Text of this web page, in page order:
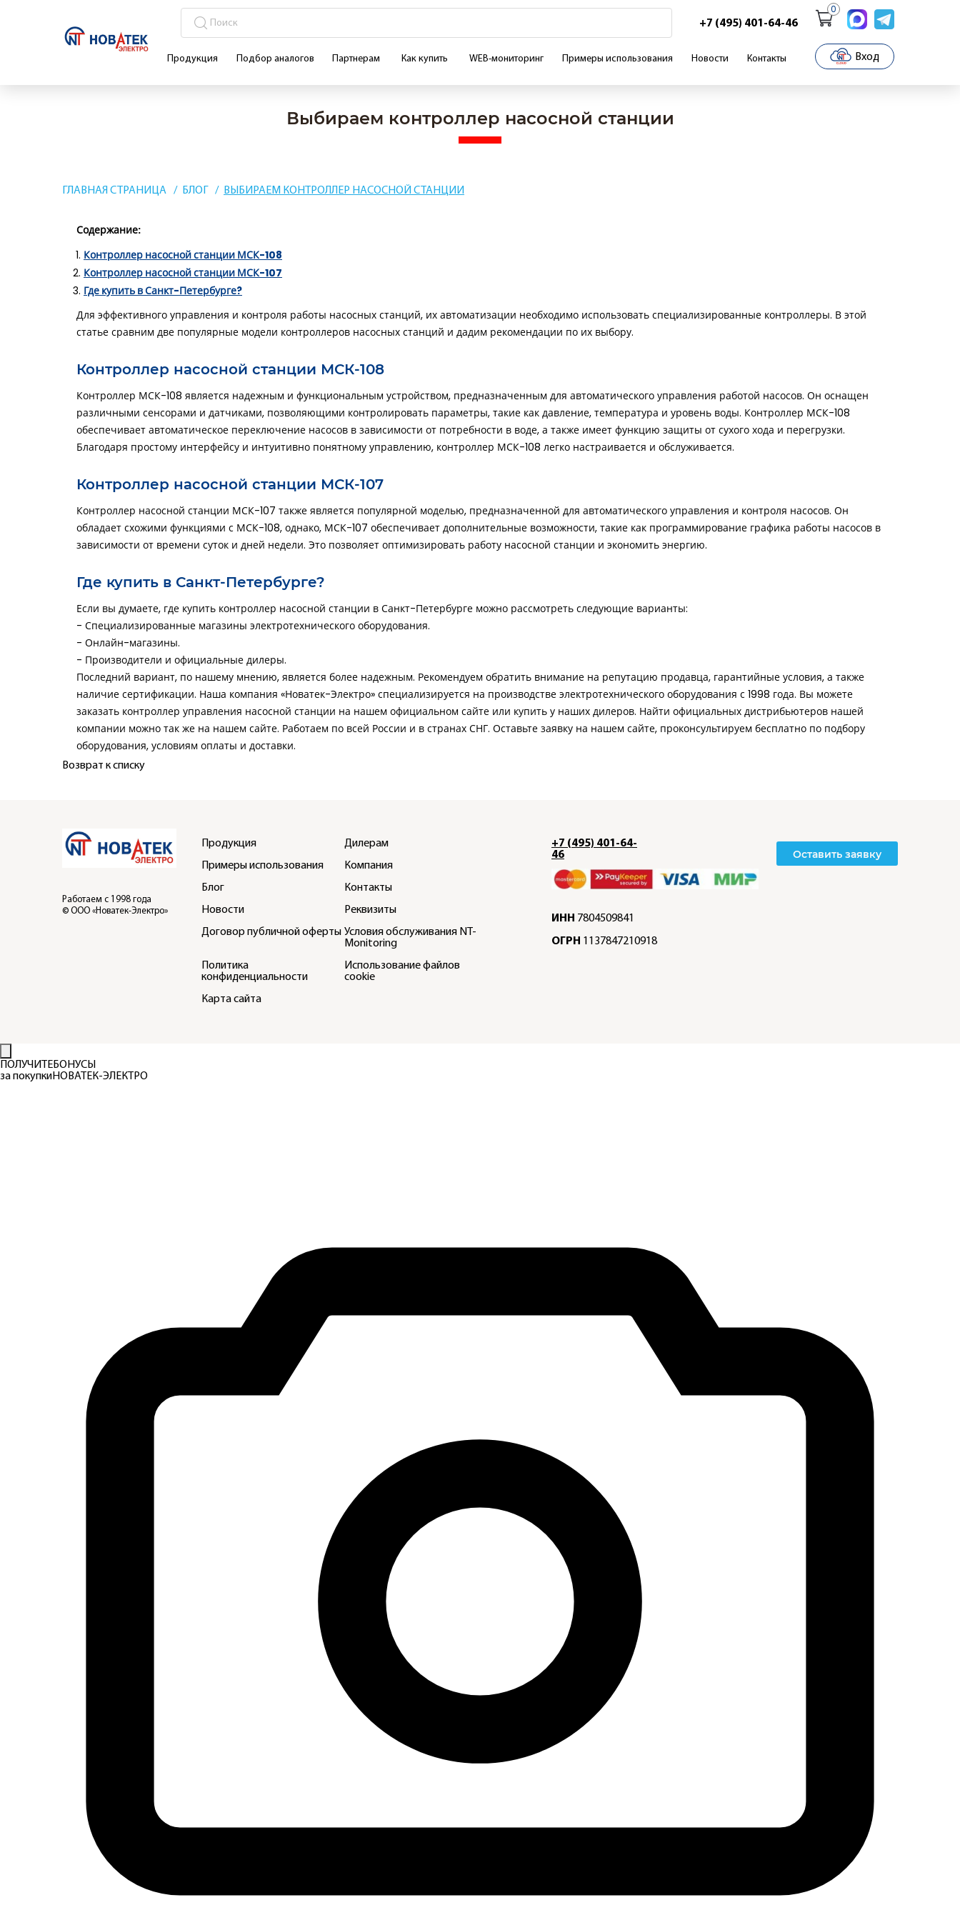
+7 (495) 401-64-46
Продукция Подбор аналогов Партнерам Как купить WEB-мониторинг Примеры использования Новости Контакты
0
Вход
Выбираем контроллер насосной станции
ГЛАВНАЯ СТРАНИЦА БЛОГ ВЫБИРАЕМ КОНТРОЛЛЕР НАСОСНОЙ СТАНЦИИ
Содержание:
Контроллер насосной станции МСК-108
Контроллер насосной станции МСК-107
Где купить в Санкт-Петербурге?
Для эффективного управления и контроля работы насосных станций, их автоматизации необходимо использовать специализированные контроллеры. В этой
статье сравним две популярные модели контроллеров насосных станций и дадим рекомендации по их выбору.
Контроллер насосной станции МСК-108
Контроллер МСК-108 является надежным и функциональным устройством, предназначенным для автоматического управления работой насосов. Он оснащен
различными сенсорами и датчиками, позволяющими контролировать параметры, такие как давление, температура и уровень воды. Контроллер МСК-108
обеспечивает автоматическое переключение насосов в зависимости от потребности в воде, а также имеет функцию защиты от сухого хода и перегрузки.
Благодаря простому интерфейсу и интуитивно понятному управлению, контроллер МСК-108 легко настраивается и обслуживается.
Контроллер насосной станции МСК-107
Контроллер насосной станции МСК-107 также является популярной моделью, предназначенной для автоматического управления и контроля насосов. Он
обладает схожими функциями с МСК-108, однако, МСК-107 обеспечивает дополнительные возможности, такие как программирование графика работы насосов в
зависимости от времени суток и дней недели. Это позволяет оптимизировать работу насосной станции и экономить энергию.
Где купить в Санкт-Петербурге?
Если вы думаете, где купить контроллер насосной станции в Санкт-Петербурге можно рассмотреть следующие варианты:
- Специализированные магазины электротехнического оборудования.
- Онлайн-магазины.
- Производители и официальные дилеры.
Последний вариант, по нашему мнению, является более надежным. Рекомендуем обратить внимание на репутацию продавца, гарантийные условия, а также
наличие сертификации. Наша компания «Новатек-Электро» специализируется на производстве электротехнического оборудования с 1998 года. Вы можете
заказать контроллер управления насосной станции на нашем официальном сайте или купить у наших дилеров. Найти официальных дистрибьютеров нашей
компании можно так же на нашем сайте. Работаем по всей России и в странах СНГ. Оставьте заявку на нашем сайте, проконсультируем бесплатно по подбору
оборудования, условиям оплаты и доставки.
Возврат к списку
Работаем с 1998 года
© ООО «Новатек-Электро»
Продукция
Дилерам
Примеры использования
Компания
Блог
Контакты
Новости
Реквизиты
Договор публичной оферты Условия обслуживания NT-
Monitoring
Политика
конфиденциальности
Использование файлов
cookie
Карта сайта
+7 (495) 401-64-
46
ИНН 7804509841
ОГРН 1137847210918
Оставить заявку
ПОЛУЧИТЕБОНУСЫ
за покупкиНОВАТЕК-ЭЛЕКТРО